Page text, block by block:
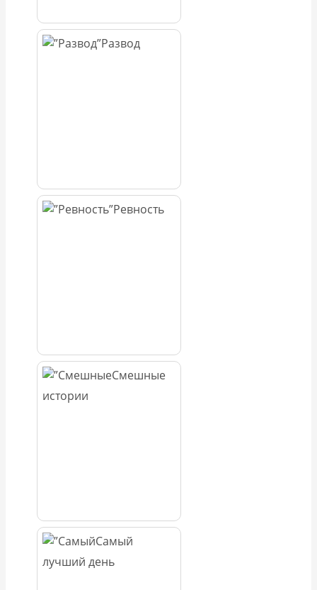
Развод
Ревность
Смешные
истории
Самый
лучший день